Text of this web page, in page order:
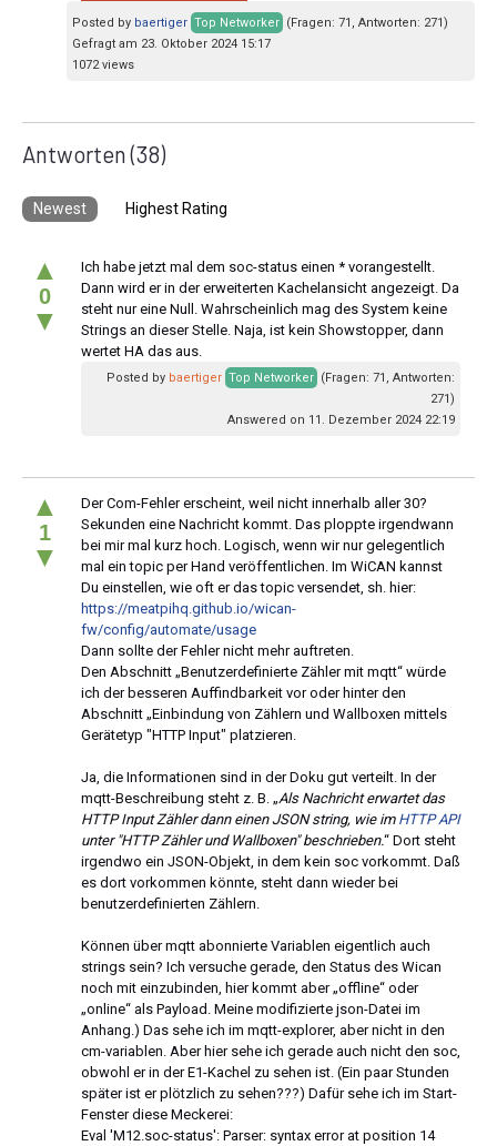
Posted by baertiger Top Networker (Fragen: 71, Antworten: 271)
Gefragt am 23. Oktober 2024 15:17
1072 views
Antworten(38)
Newest Highest Rating
▲
0
▼
Ich habe jetzt mal dem soc-status einen * vorangestellt.
Dann wird er in der erweiterten Kachelansicht angezeigt. Da
steht nur eine Null. Wahrscheinlich mag des System keine
Strings an dieser Stelle. Naja, ist kein Showstopper, dann
wertet HA das aus.
Posted by baertiger Top Networker (Fragen: 71, Antworten:
271)
Answered on 11. Dezember 2024 22:19
▲
1
▼
Der Com-Fehler erscheint, weil nicht innerhalb aller 30?
Sekunden eine Nachricht kommt. Das ploppte irgendwann
bei mir mal kurz hoch. Logisch, wenn wir nur gelegentlich
mal ein topic per Hand veröffentlichen. Im WiCAN kannst
Du einstellen, wie oft er das topic versendet, sh. hier:
https://meatpihq.github.io/wican-
fw/config/automate/usage
Dann sollte der Fehler nicht mehr auftreten.
Den Abschnitt „Benutzerdefinierte Zähler mit mqtt“ würde
ich der besseren Auffindbarkeit vor oder hinter den
Abschnitt „Einbindung von Zählern und Wallboxen mittels
Gerätetyp "HTTP Input" platzieren.
Ja, die Informationen sind in der Doku gut verteilt. In der
mqtt-Beschreibung steht z. B. „Als Nachricht erwartet das
HTTP Input Zähler dann einen JSON string, wie im HTTP API
unter "HTTP Zähler und Wallboxen" beschrieben.“ Dort steht
irgendwo ein JSON-Objekt, in dem kein soc vorkommt. Daß
es dort vorkommen könnte, steht dann wieder bei
benutzerdefinierten Zählern.
Können über mqtt abonnierte Variablen eigentlich auch
strings sein? Ich versuche gerade, den Status des Wican
noch mit einzubinden, hier kommt aber „offline“ oder
„online“ als Payload. Meine modifizierte json-Datei im
Anhang.) Das sehe ich im mqtt-explorer, aber nicht in den
cm-variablen. Aber hier sehe ich gerade auch nicht den soc,
obwohl er in der E1-Kachel zu sehen ist. (Ein paar Stunden
später ist er plötzlich zu sehen???) Dafür sehe ich im Start-
Fenster diese Meckerei:
Eval 'M12.soc-status': Parser: syntax error at position 14